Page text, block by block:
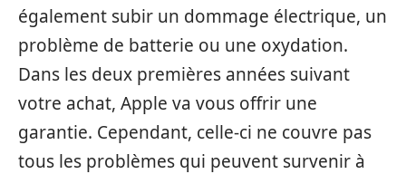
également subir un dommage électrique, un
problème de batterie ou une oxydation.
Dans les deux premières années suivant
votre achat, Apple va vous offrir une
garantie. Cependant, celle-ci ne couvre pas
tous les problèmes qui peuvent survenir à